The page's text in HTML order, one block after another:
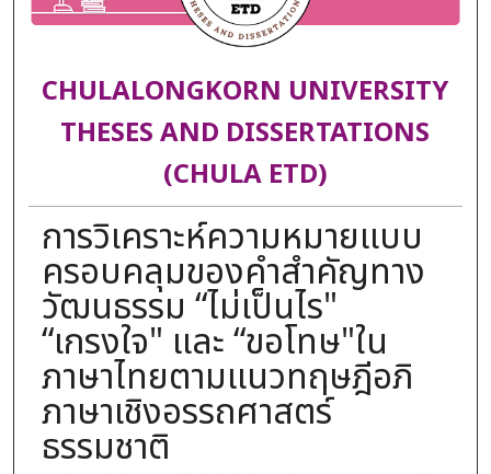
CHULALONGKORN UNIVERSITY
THESES AND DISSERTATIONS
(CHULA ETD)
การวิเคราะห์ความหมายแบบ
ครอบคลุมของคำสำคัญทาง
วัฒนธรรม “ไม่เป็นไร"
“เกรงใจ" และ “ขอโทษ"ใน
ภาษาไทยตามแนวทฤษฎีอภิ
ภาษาเชิงอรรถศาสตร์
ธรรมชาติ